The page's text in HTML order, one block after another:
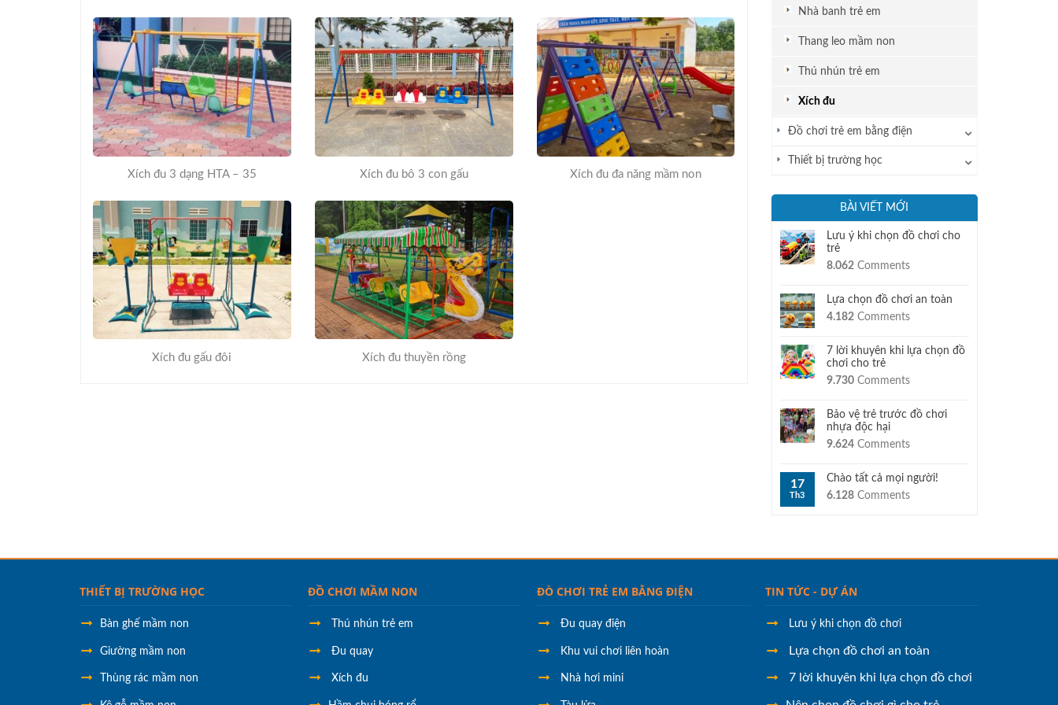
Xích đu 3 dạng HTA – 35 Xích đu bô 3 con gấu Xích đu đa năng mầm non
Xích đu gấu đôi Xích đu thuyền rồng
Nhà banh trẻ em
Thang leo mầm non
Thú nhún trẻ em
Xích đu
Đồ chơi trẻ em bằng điện
Thiết bị trường học
BÀI VIẾT MỚI
Lưu ý khi chọn đồ chơi cho
trẻ
8.062Comments
Lựa chọn đồ chơi an toàn
4.182Comments
7 lời khuyên khi lựa chọn đồ
chơi cho trẻ
9.730Comments
Bảo vệ trẻ trước đồ chơi
nhựa độc hại
9.624Comments
17
Th3
Chào tất cả mọi người!
6.128Comments
THIẾT BỊ TRƯỜNG HỌC
Bàn ghế mầm non
Giường mầm non
Thùng rác mầm non
ĐỒ CHƠI MẦM NON
Thú nhún trẻ em
Đu quay
Xích đu
ĐÒ CHƠI TRẺ EM BẰNG ĐIỆN
Đu quay điện
Khu vui chơi liên hoàn
Nhà hơi mini
TIN TỨC - DỰ ÁN
Lưu ý khi chọn đồ chơi
Lựa chọn đồ chơi an toàn
7 lời khuyên khi lựa chọn đồ chơi